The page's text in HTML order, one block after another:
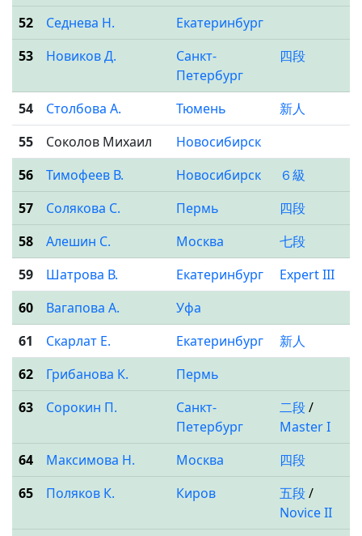
52
Седнева Н.
Екатеринбург
53
Новиков Д.
Санкт-
Петербург
四段
54 Столбова А. Тюмень
新人
55
Соколов Михаил
Новосибирск
56
Тимофеев В. Новосибирск
６級
57
Солякова С. Пермь
四段
58
Алешин С. Москва
七段
59
Шатрова В. Екатеринбург
Expert III
60
Вагапова А.
Уфа
61
Скарлат Е. Екатеринбург
新人
62
Грибанова К.
Пермь
63
Сорокин П.
Санкт-
Петербург
二段/
Master I
64
Максимова Н. Москва
四段
65
Поляков К. Киров 五段/
Novice II